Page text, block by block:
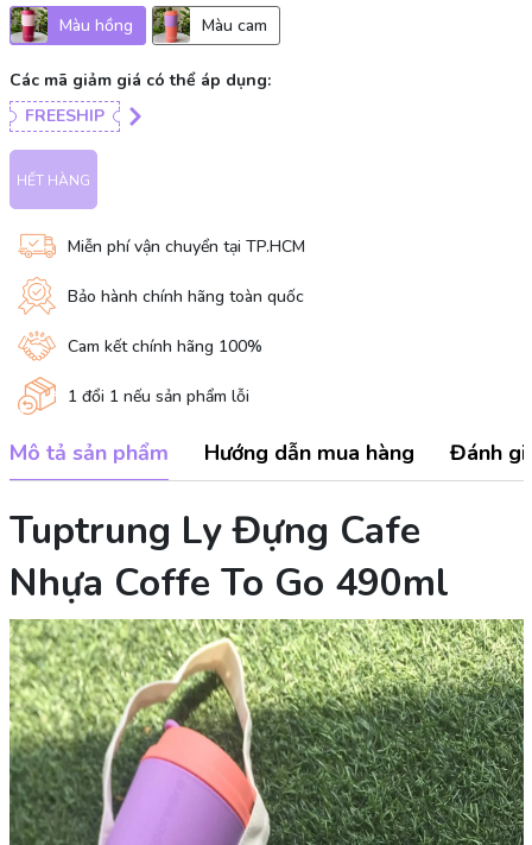
Màu hồng
Màu cam
Các mã giảm giá có thể áp dụng:
FREESHIP
HẾT HÀNG
Miễn phí vận chuyển tại TP.HCM
Bảo hành chính hãng toàn quốc
Cam kết chính hãng 100%
1 đổi 1 nếu sản phẩm lỗi
Mô tả sản phẩm Hướng dẫn mua hàng Đánh
Tuptrung Ly Đựng Cafe
Nhựa Coffe To Go 490ml